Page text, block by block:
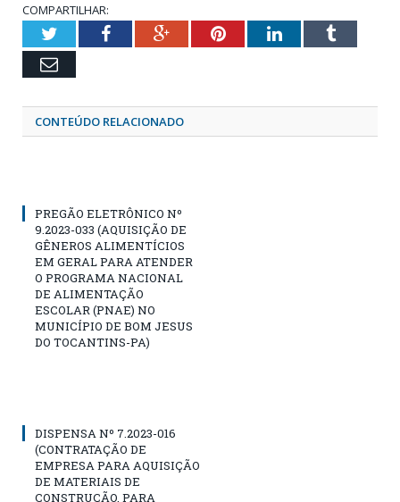
COMPARTILHAR:
TwitterFacebookGoogle+PinterestLinkedInTumblr
Email
CONTEÚDO RELACIONADO
PREGÃO ELETRÔNICO Nº
9.2023-033 (AQUISIÇÃO DE
GÊNEROS ALIMENTÍCIOS
EM GERAL PARA ATENDER
O PROGRAMA NACIONAL
DE ALIMENTAÇÃO
ESCOLAR (PNAE) NO
MUNICÍPIO DE BOM JESUS
DO TOCANTINS-PA)
DISPENSA Nº 7.2023-016
(CONTRATAÇÃO DE
EMPRESA PARA AQUISIÇÃO
DE MATERIAIS DE
CONSTRUÇÃO, PARA